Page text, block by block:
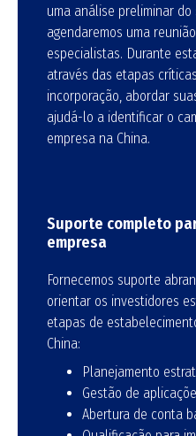
uma análise preliminar
agendaremos uma
especialistas. Durante
através das etapas
incorporação, abordar
ajudá-lo a identificar o
empresa na China.
Suporte completo
empresa
Fornecemos suporte
orientar os investidores
etapas de
China:
Planejamento
Gestão de
Abertura de conta